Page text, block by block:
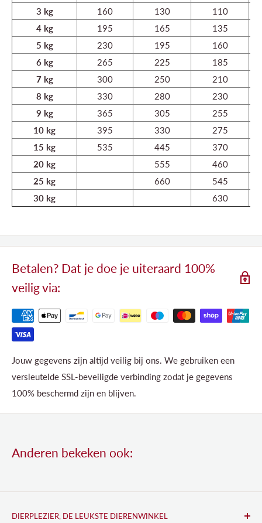
3 kg
160 130
110
4 kg
195 165
135
5 kg
230 195
160
6 kg
265 225
185
7 kg
300 250
210
8 kg
330 280
230
9 kg
365 305
255
10 kg
395 330
275
15 kg
535 445
370
20 kg
555
460
25 kg
660
545
30 kg
630
Betalen? Dat je doe je uiteraard 100%
veilig via:
Jouw gegevens zijn altijd veilig bij ons. We gebruiken een
versleutelde SSL-beveiligde verbinding zodat je gegevens
100% beschermd zijn en blijven.
Anderen bekeken ook:
DIERPLEZIER, DE LEUKSTE DIERENWINKEL